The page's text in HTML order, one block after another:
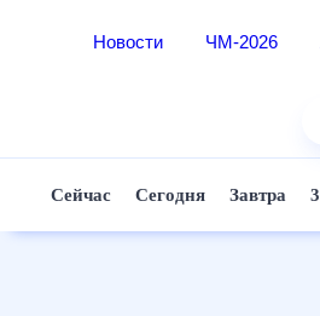
Новости ЧМ-2026
Сейчас Сегодня Завтра